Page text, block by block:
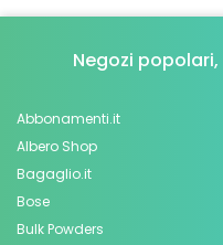
Negozi
Abbonamenti.it
Albero Shop
Bagaglio.it
Bose
Bulk Powders